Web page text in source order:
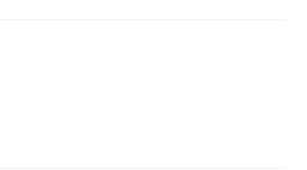
也是稳稳收回地价还有